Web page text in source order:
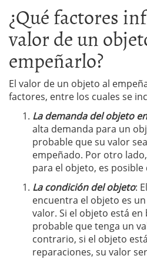
¿Qué factores
valor de un
empeñarlo?
El valor de un objeto al
factores, entre los cuales se
La demanda del objeto
alta demanda para un
probable que su valor
empeñado. Por otro
para el objeto, es
La condición del objeto:
encuentra el objeto es
valor. Si el objeto está
probable que tenga un
contrario, si el objeto
reparaciones, su valor